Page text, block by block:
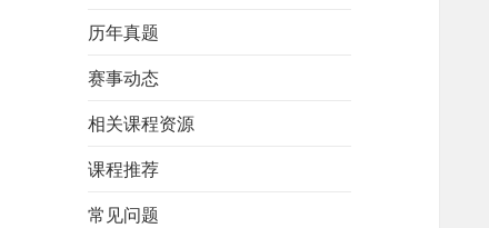
历年真题
赛事动态
相关课程资源
课程推荐
常见问题